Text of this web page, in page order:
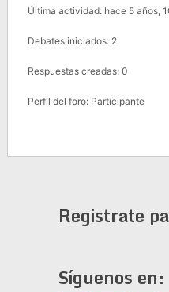
Última actividad: hace 5 años,
Debates iniciados: 2
Respuestas creadas: 0
Perfil del foro: Participante
Registrate
Síguenos en: